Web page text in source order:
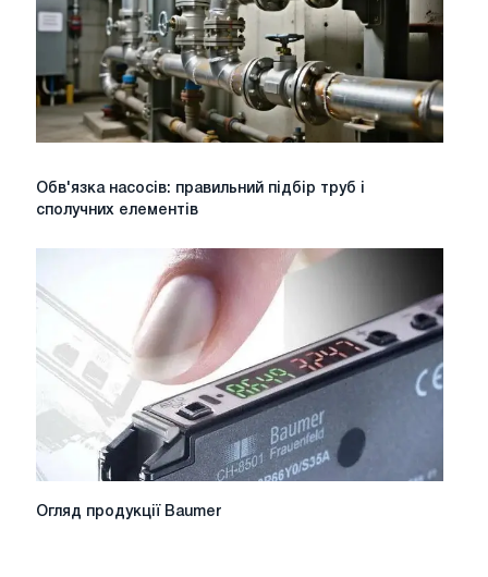
Обв'язка
підбір
і
сполучних
елементів
Обв'язка насосів: правильний підбір труб і
сполучних елементів
Огляд
Огляд продукції Baumer